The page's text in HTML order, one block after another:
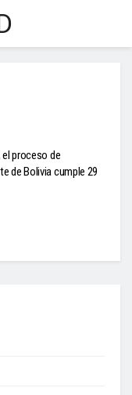
proceso de
de Bolivia cumple 29